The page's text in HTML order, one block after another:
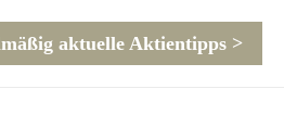
aktuelle Aktientipps >